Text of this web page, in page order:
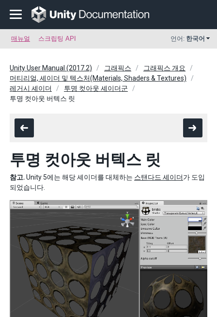
매뉴얼 스크립팅 API 언어: 한국어
Unity User Manual (2017.2) 그래픽스
그래픽스 개요
머티리얼, 셰이더 및 텍스처(Materials, Shaders & Textures)
레거시 셰이더
투명 컷아웃 셰이더군
투명 컷아웃 버텍스 릿
투명 컷아웃 버텍스 릿
참고.Unity 5에는 해당 셰이더를 대체하는 스탠다드 셰이더가 도입
되었습니다.